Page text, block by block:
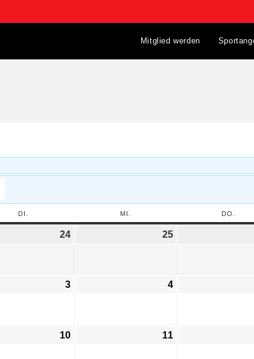
Mitglied werden
DI. MI. DO.
24 25
3 4
10 11